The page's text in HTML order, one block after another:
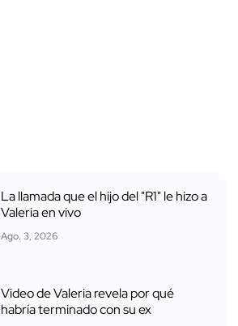
La llamada que el hijo del "R1" le hizo a
Valeria en vivo
Ago. 3, 2026
Video de Valeria revela por qué
habría terminado con su ex